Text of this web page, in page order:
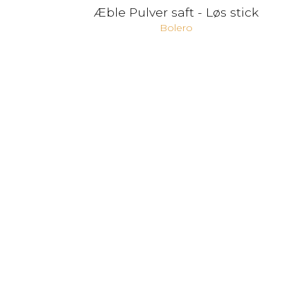
Æble Pulver saft - Løs stick
Bolero